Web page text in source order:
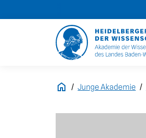
Junge Akademie